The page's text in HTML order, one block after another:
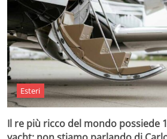
Esteri
Il re più ricco del mondo possiede